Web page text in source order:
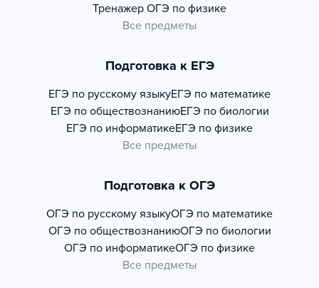
Тренажер ОГЭ по физике
Все предметы
Подготовка к ЕГЭ
ЕГЭ по русскому языкуЕГЭ по математике
ЕГЭ по обществознаниюЕГЭ по биологии
ЕГЭ по информатикеЕГЭ по физике
Все предметы
Подготовка к ОГЭ
ОГЭ по русскому языкуОГЭ по математике
ОГЭ по обществознаниюОГЭ по биологии
ОГЭ по информатикеОГЭ по физике
Все предметы